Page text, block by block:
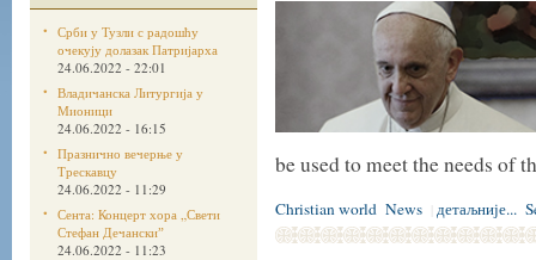
Срби у Тузли с радошћу
очекују долазак Патријарха
24.06.2022 - 22:01
Владичанска Литургија у
Мионици
24.06.2022 - 16:15
Празнично вечерње у
Трескавцу
24.06.2022 - 11:29
Сента: Концерт хора „Свети
Стефан Дечанскиˮ
24.06.2022 - 11:23
be used to meet the needs of
Christian world News детаљније...